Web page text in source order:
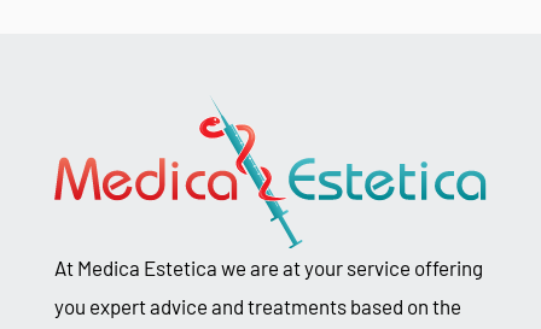
At Medica Estetica we are at your service offering
you expert advice and treatments based on the